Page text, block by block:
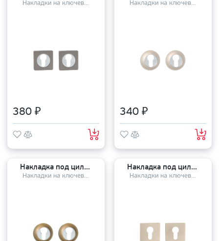
Накладки на ключевой цилиндр
380 ₽
Накладки на ключевой цилиндр
340 ₽
Накладка под цилиндр TANDOOR TDAL ET-08 AB/CP
Накладки на ключевой цилиндр
Накладка под цилиндр TANDOOR TDAL ET-03 slim SN
Накладки на ключевой цилиндр